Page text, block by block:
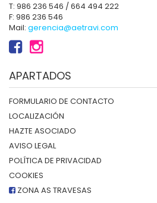
T: 986 236 546 / 664 494 222
F: 986 236 546
Mail: gerencia@aetravi.com
APARTADOS
FORMULARIO DE CONTACTO
LOCALIZACIÓN
HAZTE ASOCIADO
AVISO LEGAL
POLÍTICA DE PRIVACIDAD
COOKIES
ZONA AS TRAVESAS